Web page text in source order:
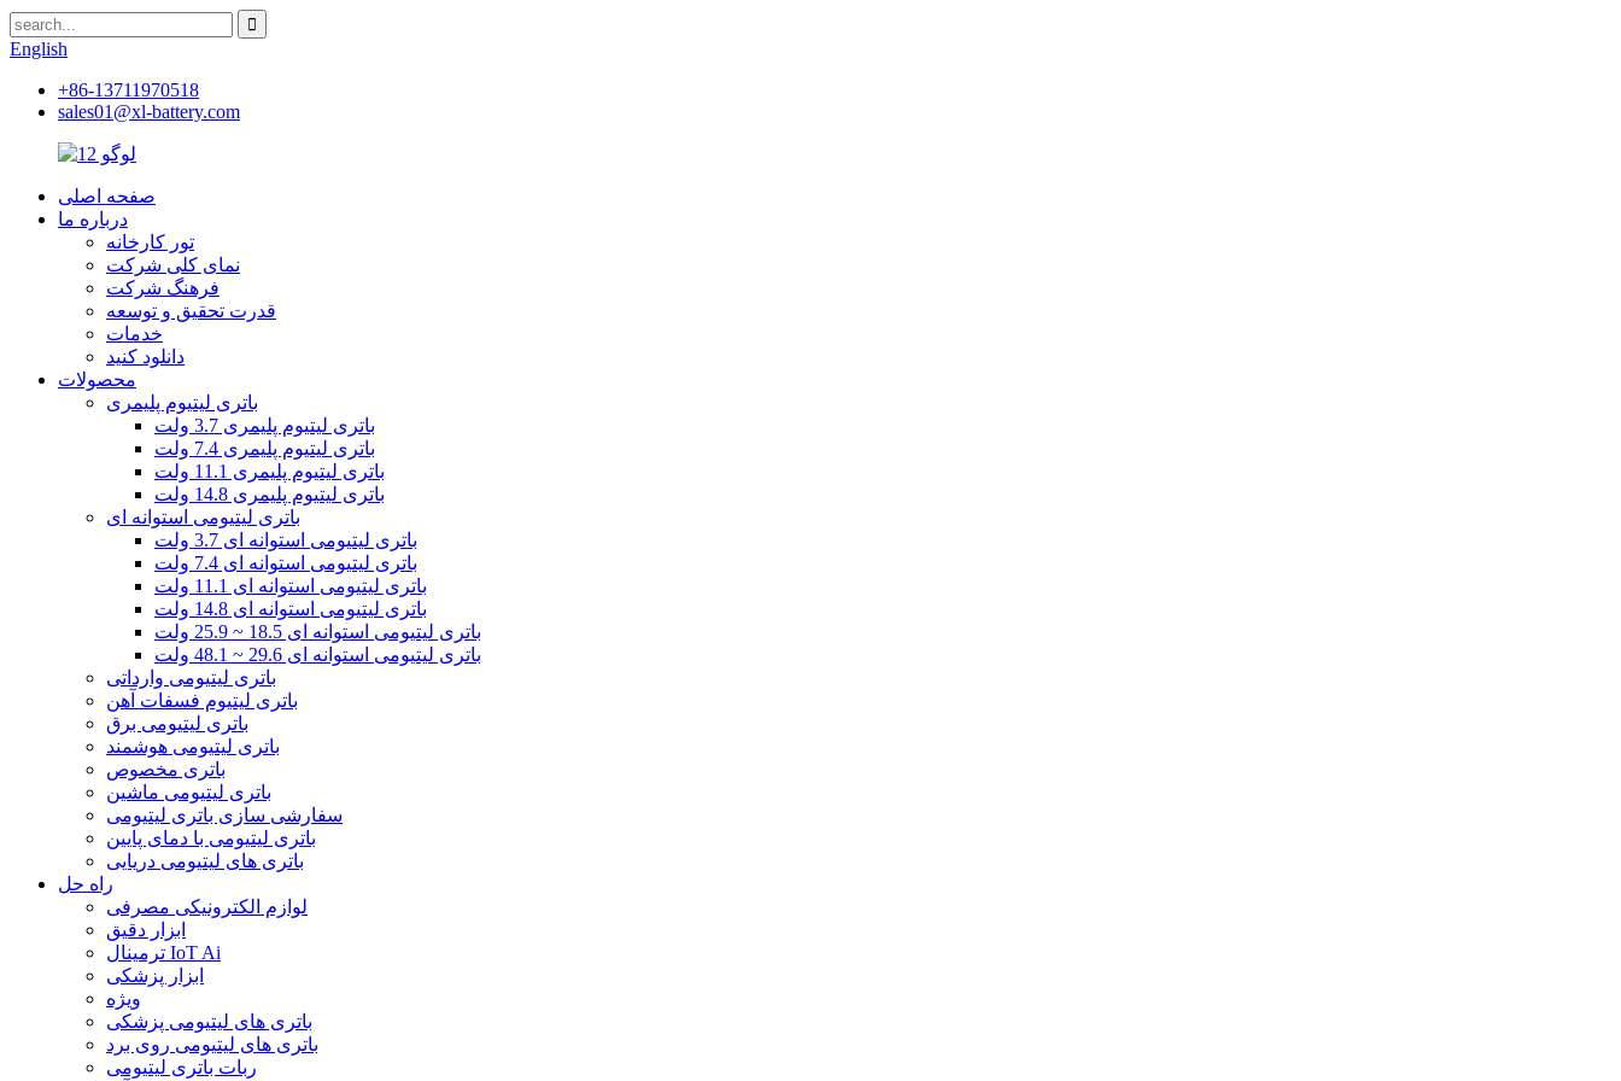
English
+86-13711970518
sales01@xl-battery.com
صفحه اصلی
درباره ما
تور کارخانه
نمای کلی شرکت
فرهنگ شرکت
قدرت تحقیق و توسعه
خدمات
دانلود کنید
محصولات
باتری لیتیوم پلیمری
باتری لیتیوم پلیمری 3.7 ولت
باتری لیتیوم پلیمری 7.4 ولت
باتری لیتیوم پلیمری 11.1 ولت
باتری لیتیوم پلیمری 14.8 ولت
باتری لیتیومی استوانه ای
باتری لیتیومی استوانه ای 3.7 ولت
باتری لیتیومی استوانه ای 7.4 ولت
باتری لیتیومی استوانه ای 11.1 ولت
باتری لیتیومی استوانه ای 14.8 ولت
باتری لیتیومی استوانه ای 18.5 ~ 25.9 ولت
باتری لیتیومی استوانه ای 29.6 ~ 48.1 ولت
باتری لیتیومی وارداتی
باتری لیتیوم فسفات آهن
باتری لیتیومی برق
باتری لیتیومی هوشمند
باتری مخصوص
باتری لیتیومی ماشین
سفارشی سازی باتری لیتیومی
باتری لیتیومی با دمای پایین
باتری های لیتیومی دریایی
راه حل
لوازم الکترونیکی مصرفی
ابزار دقیق
ترمینال IoT Ai
ابزار پزشکی
ویژه
باتری های لیتیومی پزشکی
باتری های لیتیومی روی برد
ربات باتری لیتیومی